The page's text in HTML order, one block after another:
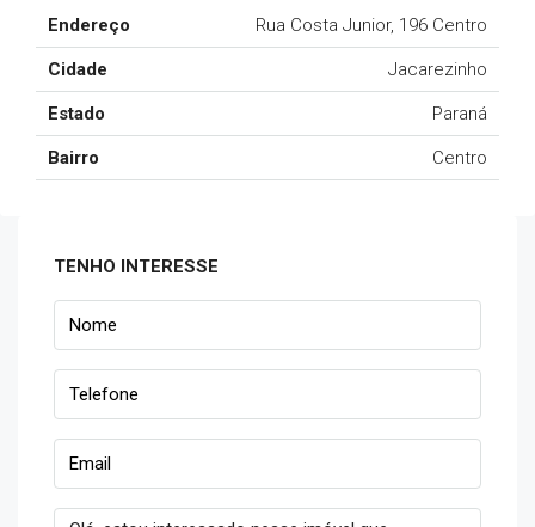
Endereço Rua Costa Junior, 196 Centro
Cidade Jacarezinho
Estado Paraná
Bairro Centro
TENHO INTERESSE